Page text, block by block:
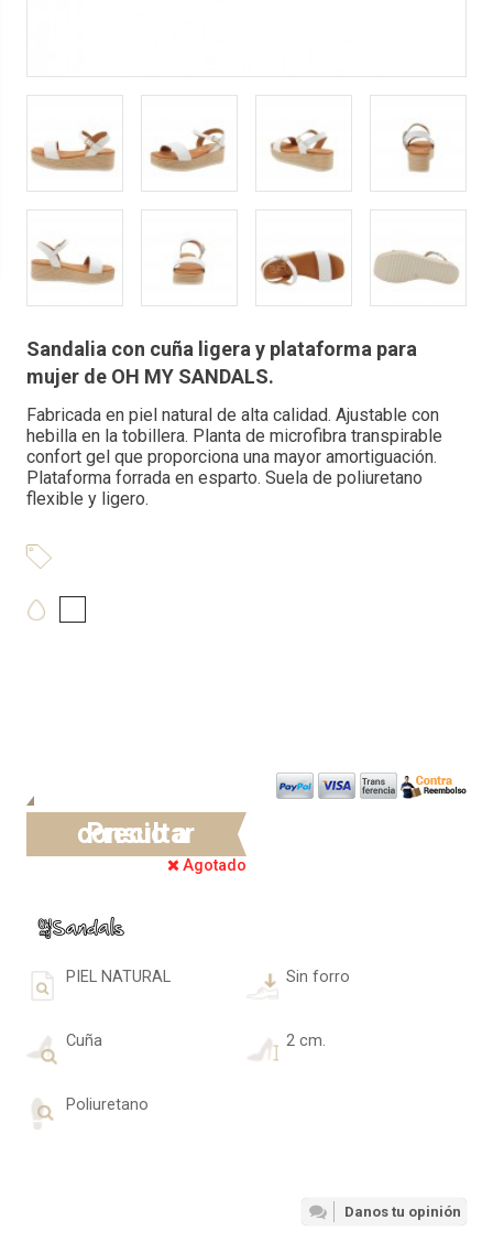
Sandalia con cuña ligera y plataforma para
mujer de OH MY SANDALS.
Fabricada en piel natural de alta calidad. Ajustable con
hebilla en la tobillera. Planta de microfibra transpirable
confort gel que proporciona una mayor amortiguación.
Plataforma forrada en esparto. Suela de poliuretano
flexible y ligero.
Precio a consultar
Agotado
PIEL NATURAL Sin forro
Cuña 2 cm.
Poliuretano
Danos tu opinión